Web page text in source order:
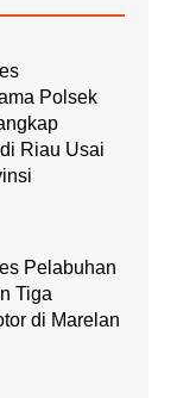
Polsek
Riau Usai
Pelabuhan
Tiga
di Marelan